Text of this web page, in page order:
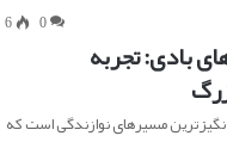
0
6
بادی: تجربه
مسیرهای نوازندگی است که